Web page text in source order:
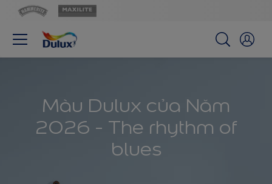
Màu Dulux của Năm
2026 - The rhythm of
blues